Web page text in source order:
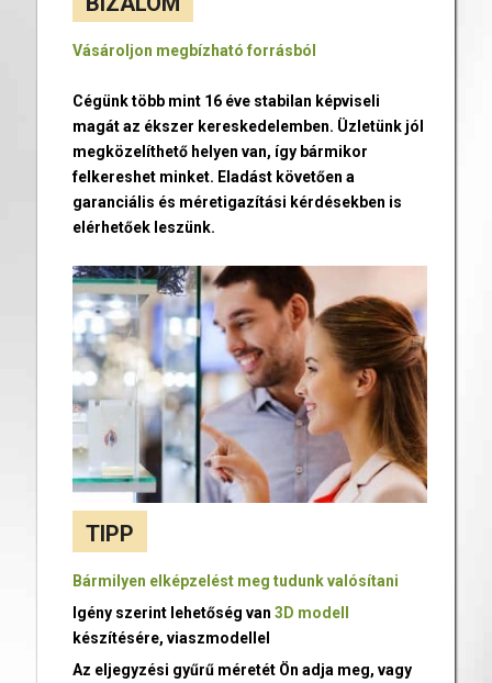
Vásároljon megbízható forrásból
Cégünk több mint 16 éve stabilan képviseli
magát az ékszer kereskedelemben. Üzletünk jól
megközelíthető helyen van, így bármikor
felkereshet minket. Eladást követően a
garanciális és méretigazítási kérdésekben is
elérhetőek leszünk.
TIPP
Bármilyen elképzelést meg tudunk valósítani
Igény szerint lehetőség van 3D modell
készítésére, viaszmodellel
Az eljegyzési gyűrű méretét Ön adja meg, vagy